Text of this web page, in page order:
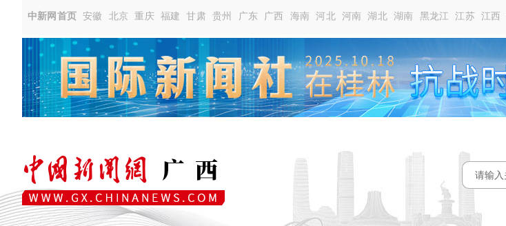
中新网首页 安徽 北京 重庆 福建 甘肃 贵州 广东 广西 海南 河北 河南 湖北 湖南 黑龙江 江苏 江西